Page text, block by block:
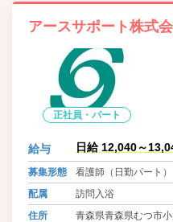
アースサポート株式
正社員・パート
給与 日給 12,040～
募集形態
看護師（日勤パート）
配属
訪問入浴
住所
青森県青森県むつ市